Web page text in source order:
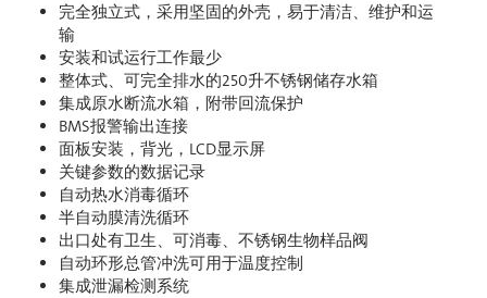
完全独立式，采用坚固的外壳，易于清洁、维护和运
输
安装和试运行工作最少
整体式、可完全排水的250升不锈钢储存水箱
集成原水断流水箱，附带回流保护
BMS报警输出连接
面板安装，背光，LCD显示屏
关键参数的数据记录
自动热水消毒循环
半自动膜清洗循环
出口处有卫生、可消毒、不锈钢生物样品阀
自动环形总管冲洗可用于温度控制
集成泄漏检测系统